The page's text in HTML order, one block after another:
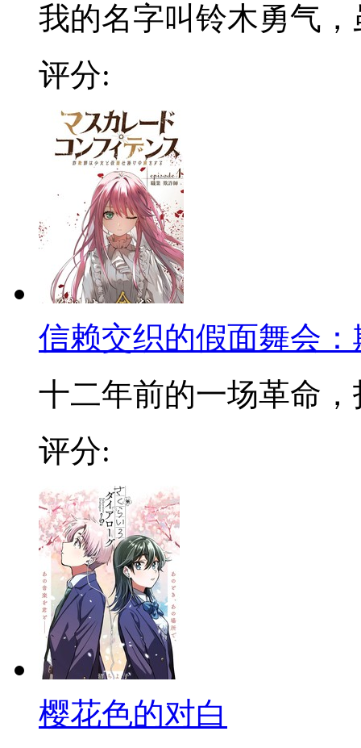
我的名字叫铃木勇气，
评分:
信赖交织的假面舞会
十二年前的一场革命，
评分:
樱花色的对白